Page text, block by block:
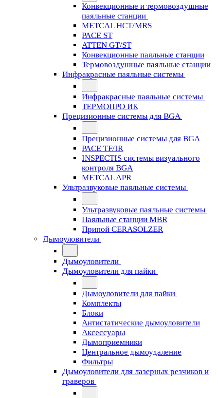
Конвекционные и термовоздушные
паяльные станции
METCAL HCT/MRS
PACE ST
ATTEN GT/ST
Конвекционные паяльные станции
Термовоздушные паяльные станции
Инфракрасные паяльные системы
Инфракрасные паяльные системы
ТЕРМОПРО ИК
Прецизионные системы для BGA
Прецизионные системы для BGA
PACE TF/IR
INSPECTIS системы визуального
контроля BGA
METCAL APR
Ультразвуковые паяльные системы
Ультразвуковые паяльные системы
Паяльные станции MBR
Припой CERASOLZER
Дымоуловители
Дымоуловители
Дымоуловители для пайки
Дымоуловители для пайки
Комплекты
Блоки
Антистатические дымоуловители
Аксессуары
Дымоприемники
Центральное дымоудаление
Фильтры
Дымоуловители для лазерных резчиков и
граверов